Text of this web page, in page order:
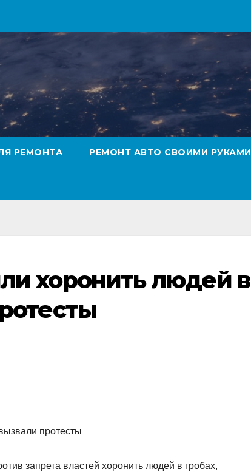
РЕМОНТА РЕМОНТ АВТО СВОИМИ РУКАМИ
хоронить людей в
запрета властей хоронить людей в гробах,